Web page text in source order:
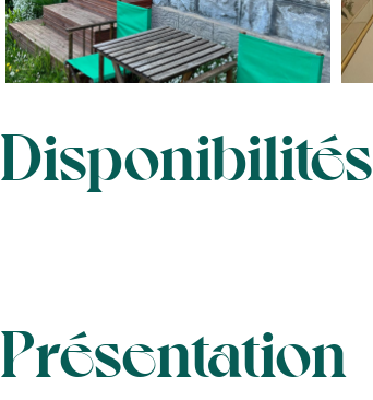
Disponibilités
Présentation